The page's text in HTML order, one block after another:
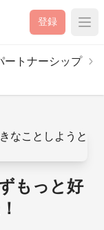
登録
トナーシップ
もっと好